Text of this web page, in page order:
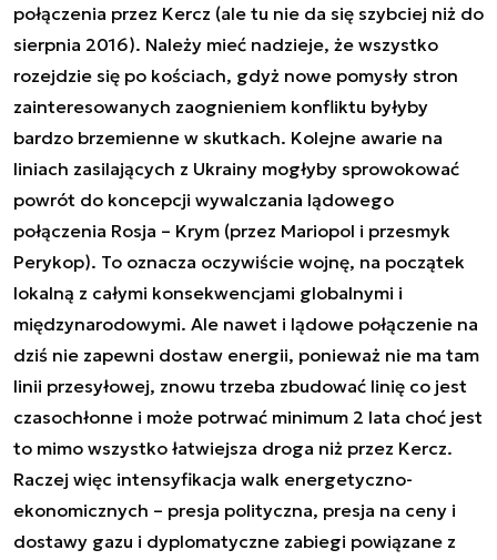
połączenia przez Kercz (ale tu nie da się szybciej niż do
sierpnia 2016). Należy mieć nadzieje, że wszystko
rozejdzie się po kościach, gdyż nowe pomysły stron
zainteresowanych zaognieniem konfliktu byłyby
bardzo brzemienne w skutkach. Kolejne awarie na
liniach zasilających z Ukrainy mogłyby sprowokować
powrót do koncepcji wywalczania lądowego
połączenia Rosja – Krym (przez Mariopol i przesmyk
Perykop). To oznacza oczywiście wojnę, na początek
lokalną z całymi konsekwencjami globalnymi i
międzynarodowymi. Ale nawet i lądowe połączenie na
dziś nie zapewni dostaw energii, ponieważ nie ma tam
linii przesyłowej, znowu trzeba zbudować linię co jest
czasochłonne i może potrwać minimum 2 lata choć jest
to mimo wszystko łatwiejsza droga niż przez Kercz.
Raczej więc intensyfikacja walk energetyczno-
ekonomicznych – presja polityczna, presja na ceny i
dostawy gazu i dyplomatyczne zabiegi powiązane z